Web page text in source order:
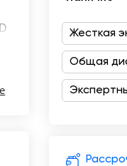
Жесткая
Общая